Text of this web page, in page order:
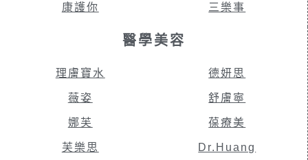
康護你 三樂事
醫學美容
理膚寶水
薇姿
娜芙
芙樂思
德妍思
舒膚寧
葆療美
Dr.Huang